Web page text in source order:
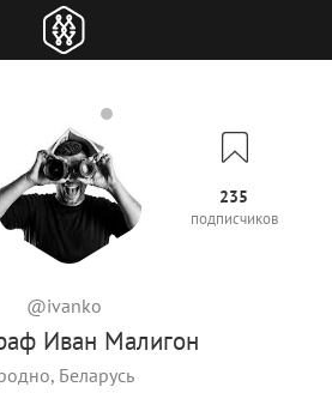
Иван Малигон
@ivanko
235
подписчиков
Беларусь